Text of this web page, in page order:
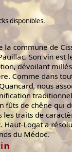
disponibles.
la commune de
Son vin est
dévoilant
Comme dans
nous
fûts de chêne qui
les traits de
Haut-Logat a
du Médoc.